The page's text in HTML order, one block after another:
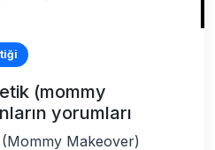
(mommy
yorumları
Makeover)